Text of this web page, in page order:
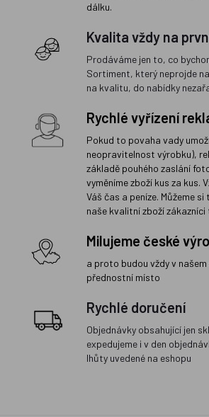
dálku.
Kvalita vždy na
Prodáváme jen to, co
Sortiment, který neprojde
na kvalitu, do nabídky
Rychlé vyřízení
Pokud to povaha vady
neopravitelnost výrobku),
základě pouhého zaslání
vyměníme zboží kus za kus.
Váš čas a peníze. Můžeme
naše kvalitní zboží zákazníci
Milujeme české
a proto budou vždy v
přednostní místo
Rychlé doručení
Objednávky obsahující jen
expedujeme i v den
lhůty uvedené na eshopu